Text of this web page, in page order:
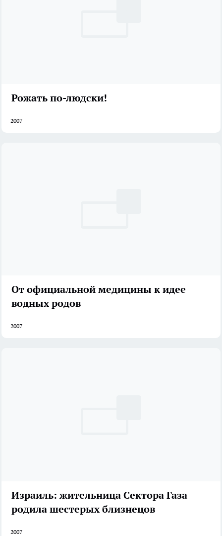
Рожать по-людски!
2007
От официальной медицины к идее
водных родов
2007
Израиль: жительница Сектора Газа
родила шестерых близнецов
2007